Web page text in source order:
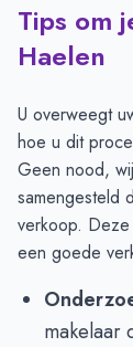
Tips om
Haelen
U overweegt
hoe u dit
Geen nood,
samengesteld
verkoop.
een goede
makelaar